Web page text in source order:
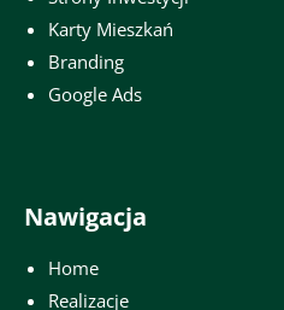
Karty Mieszkań
Branding
Google Ads
Nawigacja
Home
Realizacje